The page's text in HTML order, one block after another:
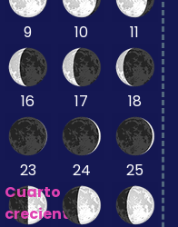
9 10 11
16 17 18
23
Cuarto
creciente
24 25